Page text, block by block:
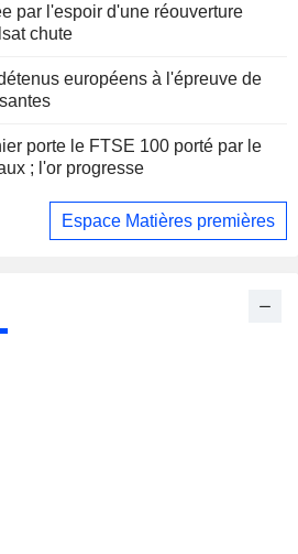
par l'espoir d'une réouverture
chute
européens à l'épreuve de
porte le FTSE 100 porté par le
; l'or progresse
Espace Matières premières